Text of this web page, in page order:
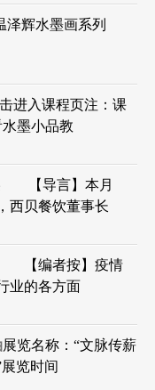
泽辉水墨画系列
进入课程页注：课
墨小品教
【导言】本月
西贝餐饮董事长
【编者按】疫情
业的各方面
展览名称：“文脉传薪
览时间